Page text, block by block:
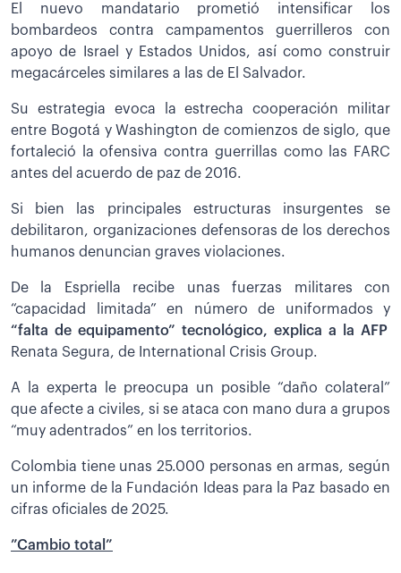
El nuevo mandatario prometió intensificar los
bombardeos contra campamentos guerrilleros con
apoyo de Israel y Estados Unidos, así como construir
megacárceles similares a las de El Salvador.
Su estrategia evoca la estrecha cooperación militar
entre Bogotá y Washington de comienzos de siglo, que
fortaleció la ofensiva contra guerrillas como las FARC
antes del acuerdo de paz de 2016.
Si bien las principales estructuras insurgentes se
debilitaron, organizaciones defensoras de los derechos
humanos denuncian graves violaciones.
De la Espriella recibe unas fuerzas militares con
“capacidad limitada” en número de uniformados y
“falta de equipamento” tecnológico, explica a la AFP
Renata Segura, de International Crisis Group.
A la experta le preocupa un posible “daño colateral”
que afecte a civiles, si se ataca con mano dura a grupos
“muy adentrados” en los territorios.
Colombia tiene unas 25.000 personas en armas, según
un informe de la Fundación Ideas para la Paz basado en
cifras oficiales de 2025.
”Cambio total”